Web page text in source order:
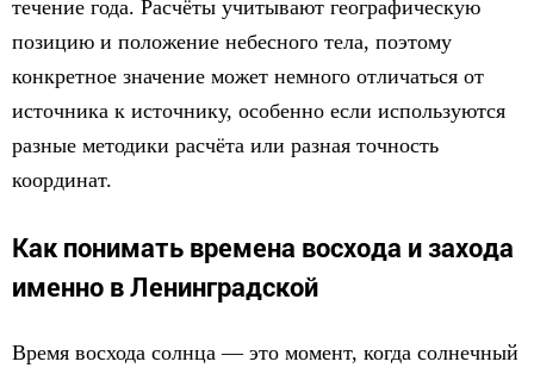
течение года. Расчёты учитывают географическую
позицию и положение небесного тела, поэтому
конкретное значение может немного отличаться от
источника к источнику, особенно если используются
разные методики расчёта или разная точность
координат.
Как понимать времена восхода и захода
именно в Ленинградской
Время восхода солнца — это момент, когда солнечный